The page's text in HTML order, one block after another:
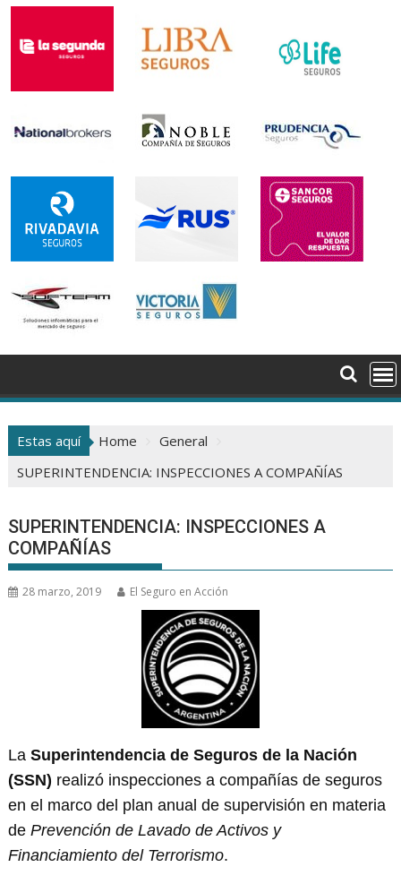
Estas aquí Home
General
SUPERINTENDENCIA: INSPECCIONES A COMPAÑÍAS
SUPERINTENDENCIA: INSPECCIONES A
COMPAÑÍAS
28 marzo, 2019 El Seguro en Acción
LaSuperintendencia de Seguros de la Nación
(SSN) realizó inspecciones a compañías de seguros
en el marco del plan anual de supervisión en materia
dePrevención de Lavado de Activos y
Financiamiento del Terrorismo.